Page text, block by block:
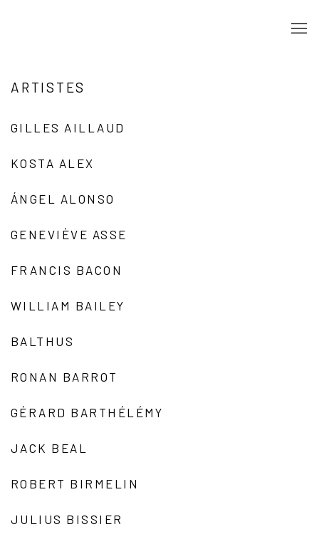
ARTISTES
GILLES AILLAUD
KOSTA ALEX
ÁNGEL ALONSO
GENEVIÈVE ASSE
FRANCIS BACON
WILLIAM BAILEY
BALTHUS
RONAN BARROT
GÉRARD BARTHÉLÉMY
JACK BEAL
ROBERT BIRMELIN
JULIUS BISSIER